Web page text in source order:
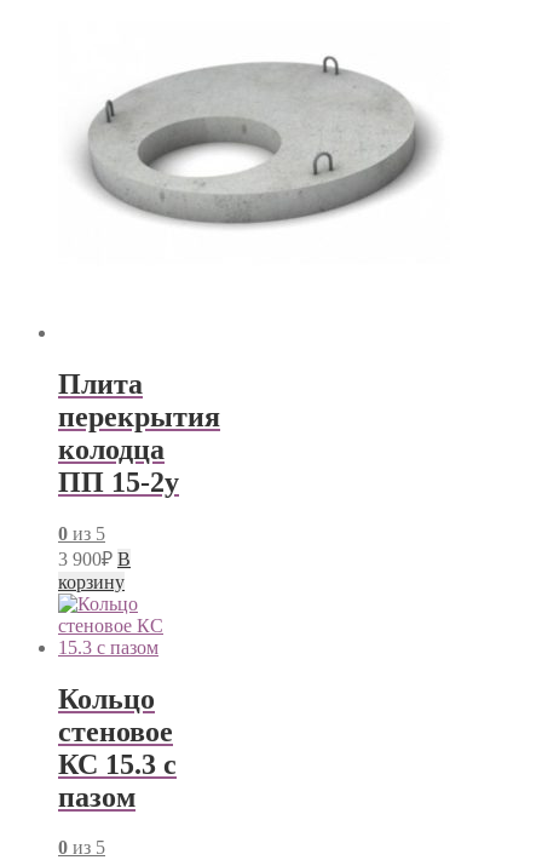
Плита
перекрытия
колодца
ПП 15-2у
0 из 5
3 900₽ В
корзину
Кольцо
стеновое
КС 15.3 с
пазом
0 из 5